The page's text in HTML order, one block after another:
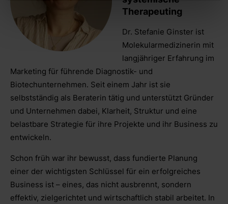
Therapeuting
Dr. Stefanie Ginster ist
Molekularmedizinerin mit
langjähriger Erfahrung im
Marketing für führende Diagnostik- und
Biotechunternehmen. Seit einem Jahr ist sie
selbstständig als Beraterin tätig und unterstützt Gründer
und Unternehmen dabei, Klarheit, Struktur und eine
belastbare Strategie für ihre Projekte und ihr Business zu
entwickeln.
Schon früh war ihr bewusst, dass fundierte Planung
einer der wichtigsten Schlüssel für ein erfolgreiches
Business ist – eines, das nicht ausbrennt, sondern
effektiv, zielgerichtet und wirtschaftlich stabil arbeitet. In